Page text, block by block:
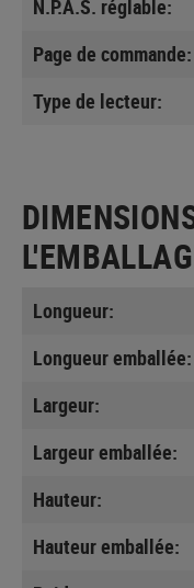
N.P.A.S. réglable:
Page de commande:
Type de lecteur:
Longueur:
Longueur emballée:
Largeur:
Largeur emballée:
Hauteur:
Hauteur emballée: